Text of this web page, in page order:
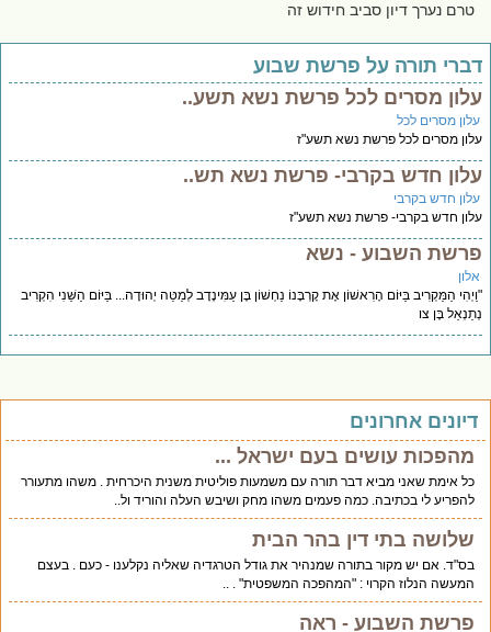
טרם נערך דיון סביב חידוש זה
דברי תורה על פרשת שבוע
עלון מסרים לכל פרשת נשא תשע..
עלון מסרים לכל
עלון מסרים לכל פרשת נשא תשע"ז
עלון חדש בקרבי- פרשת נשא תש..
עלון חדש בקרבי
עלון חדש בקרבי- פרשת נשא תשע"ז
פרשת השבוע - נשא
אלון
"וַיְהִי הַמַּקְרִיב בַּיּוֹם הָרִאשׁוֹן אֶת קָרְבָּנוֹ נַחְשׁוֹן בֶּן עַמִּינָדָב לְמַטֵּה יְהוּדָה... בַּיּוֹם הַשֵּׁנִי הִקְרִיב
נְתַנְאֵל בֶּן צו
דיונים אחרונים
מהפכות עושים בעם ישראל ...
כל אימת שאני מביא דבר תורה עם משמעות פוליטית משנית היכרחית . משהו מתעורר
להפריע לי בכתיבה. כמה פעמים משהו מחק ושיבש העלה והוריד ול..
שלושה בתי דין בהר הבית
בס"ד. אם יש מקור בתורה שמנהיר את גודל הטרגדיה שאליה נקלענו - כעם . בעצם
המעשה הנלוז הקרוי : "המהפכה המשפטית" . ..
פרשת השבוע - ראה